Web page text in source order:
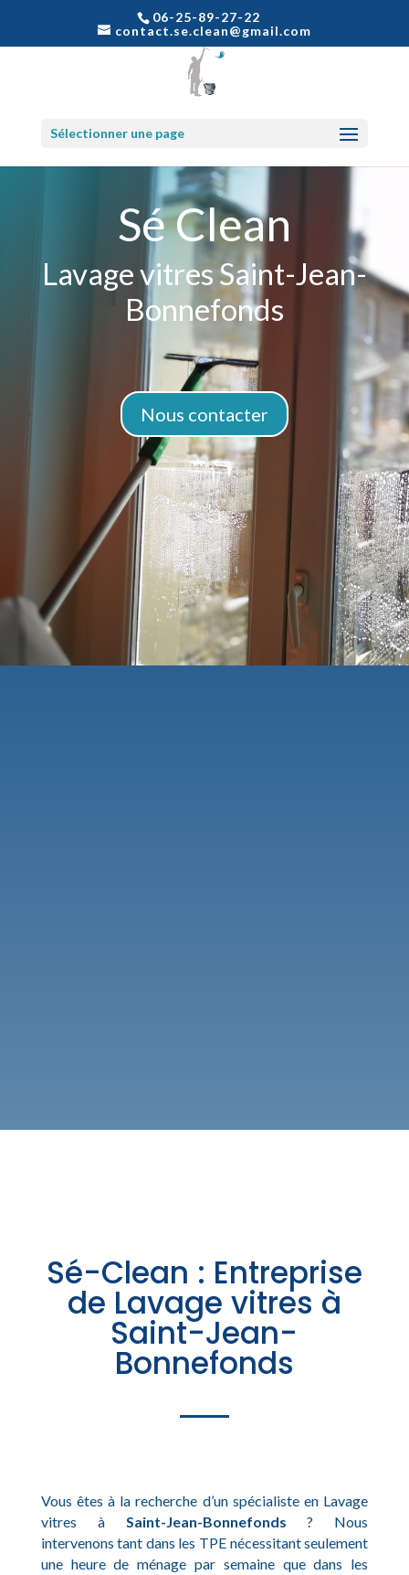
06-25-89-27-22
contact.se.clean@gmail.com
Sélectionner une page
Sé Clean
Lavage vitres Saint-Jean-
Bonnefonds
Nous contacter
Sé-Clean : Entreprise
de Lavage vitres à
Saint-Jean-
Bonnefonds
Vous êtes à la recherche d’un spécialiste en Lavage
vitres à Saint-Jean-Bonnefonds ? Nous
intervenons tant dans les TPE nécessitant seulement
une heure de ménage par semaine que dans les